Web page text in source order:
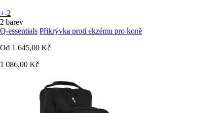
+-2
2 barev
Q-essentials Přikrývka proti ekzému pro koně
Od 1 645,00 Kč
1 086,00 Kč